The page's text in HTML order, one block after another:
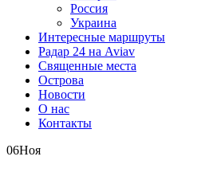
Россия
Украина
Интересные маршруты
Радар 24 на Aviav
Священные места
Острова
Новости
О нас
Контакты
06Ноя